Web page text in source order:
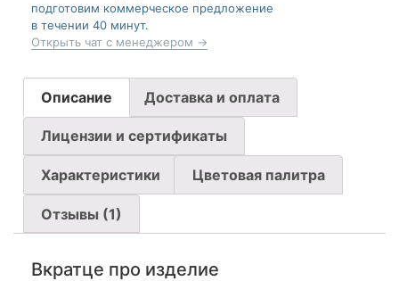
подготовим коммерческое предложение
в течении 40 минут.
Открыть чат с менеджером →
Описание Доставка и оплата
Лицензии и сертификаты
Характеристики Цветовая палитра
Отзывы (1)
Вкратце про изделие